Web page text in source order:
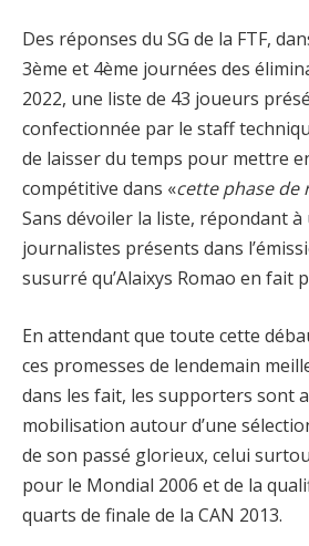
Des réponses du SG de la FTF,
3ème et 4ème journées des
2022, une liste de 43 joueurs
confectionnée par le staff
de laisser du temps pour mettre
compétitive dans «cette phase
Sans dévoiler la liste, répondant
journalistes présents dans
susurré qu’Alaixys Romao en fait
En attendant que toute cette
ces promesses de lendemain
dans les fait, les supporters sont
mobilisation autour d’une
de son passé glorieux, celui
pour le Mondial 2006 et de la
quarts de finale de la CAN 2013.